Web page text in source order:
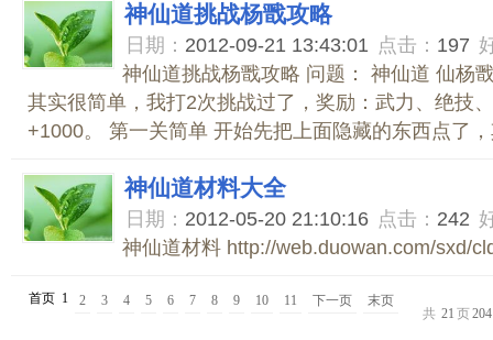
神仙道挑战杨戬攻略
日期： 2012-09-21 13:43:01 点击： 197
神仙道挑战杨戬攻略 问题： 神仙道 仙杨
其实很简单，我打2次挑战过了，奖励：武力、绝技
+1000。 第一关简单 开始先把上面隐藏的东西点了
神仙道材料大全
日期： 2012-05-20 21:10:16 点击： 242
神仙道材料 http://web.duowan.com/sxd/
首页 1 2 3 4 5 6 7 8 9 10 11 下一页
末页
共 21 页204